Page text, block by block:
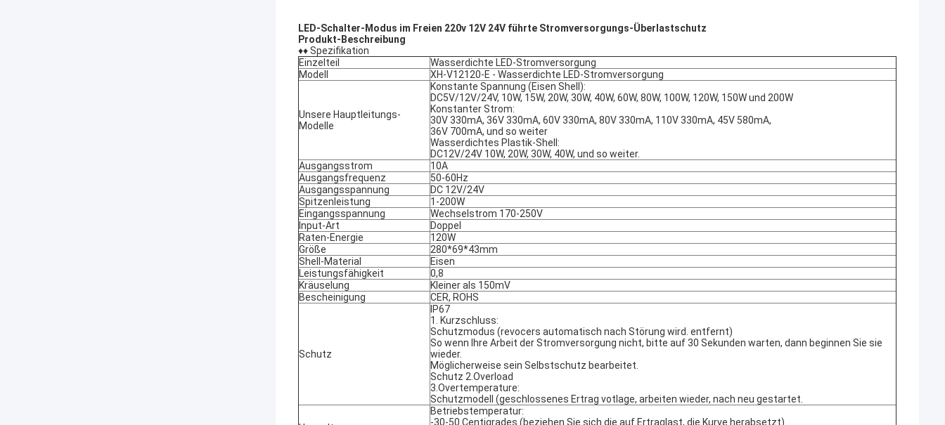
LED-Schalter-Modus im Freien 220v 12V 24V führte Stromversorgungs-Überlastschutz
Produkt-Beschreibung
♦♦ Spezifikation
Einzelteil
Wasserdichte LED-Stromversorgung
Modell
XH-V12120-E - Wasserdichte LED-Stromversorgung
Unsere Hauptleitungs-
Modelle
Konstante Spannung (Eisen Shell):
DC5V/12V/24V, 10W, 15W, 20W, 30W, 40W, 60W, 80W, 100W, 120W, 150W und 200W
Konstanter Strom:
30V 330mA, 36V 330mA, 60V 330mA, 80V 330mA, 110V 330mA, 45V 580mA,
36V 700mA, und so weiter
Wasserdichtes Plastik-Shell:
DC12V/24V 10W, 20W, 30W, 40W, und so weiter.
Ausgangsstrom
10A
Ausgangsfrequenz
50-60Hz
Ausgangsspannung
DC 12V/24V
Spitzenleistung
1-200W
Eingangsspannung
Wechselstrom 170-250V
Input-Art
Doppel
Raten-Energie
120W
Größe
280*69*43mm
Shell-Material
Eisen
Leistungsfähigkeit
0,8
Kräuselung
Kleiner als 150mV
Bescheinigung
CER, ROHS
Schutz
IP67
1. Kurzschluss:
Schutzmodus (revocers automatisch nach Störung wird. entfernt)
So wenn Ihre Arbeit der Stromversorgung nicht, bitte auf 30 Sekunden warten, dann beginnen Sie sie
wieder.
Möglicherweise sein Selbstschutz bearbeitet.
Schutz 2.Overload
3.Overtemperature:
Schutzmodell (geschlossenes Ertrag votlage, arbeiten wieder, nach neu gestartet.
Betriebstemperatur:
-30-50 Centigrades (beziehen Sie sich die auf Ertraglast, die Kurve herabsetzt)